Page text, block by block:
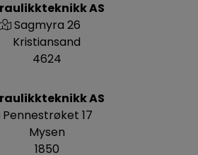
AS
Pennestrøket 17
Mysen
1850
AS
Sagmyra 26
Kristiansand
4624